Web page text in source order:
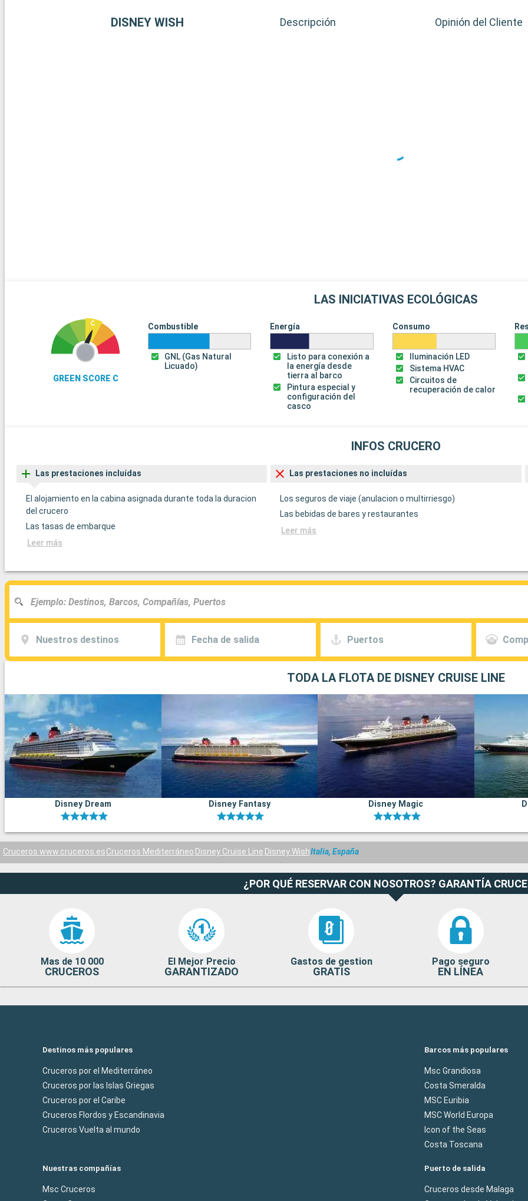
DISNEY WISH Descripción Opinión del Cliente
LAS INICIATIVAS ECOLÓGICAS
GREEN SCORE C
Combustible
GNL (Gas Natural
Licuado)
Energía
Listo para conexión a
la energía desde
tierra al barco
Pintura especial y
configuración del
casco
Consumo
Iluminación LED
Sistema HVAC
Circuitos de
recuperación de calor
INFOS CRUCERO
Las prestaciones incluídas
El alojamiento en la cabina asignada durante toda la duracion
del crucero
Las tasas de embarque
Leer más
Las prestaciones no incluídas
Los seguros de viaje (anulacion o multirriesgo)
Las bebidas de bares y restaurantes
Leer más
Nuestros destinos Fecha de salida Puertos
TODA LA FLOTA DE DISNEY CRUISE LINE
Disney Dream Disney Fantasy Disney Magic
Cruceros www.cruceros.esCruceros Mediterráneo Disney Cruise Line Disney WishItalia, España
¿POR QUÉ RESERVAR CON NOSOTROS? GARANTÍA
Mas de 10 000
CRUCEROS
El Mejor Precio
GARANTIZADO
Gastos de gestion
GRATIS
Pago seguro
EN LÍNEA
Destinos más populares
Cruceros por el Mediterráneo
Cruceros por las Islas Griegas
Cruceros por el Caribe
Cruceros Flordos y Escandinavia
Cruceros Vuelta al mundo
Barcos más populares
Msc Grandiosa
Costa Smeralda
MSC Euribia
MSC World Europa
Icon of the Seas
Costa Toscana
Nuestras compañías
Msc Cruceros
Puerto de salida
Cruceros desde Malaga